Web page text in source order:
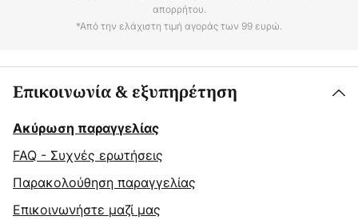
απορρήτου.
*Από την ελάχιστη τιμή αγοράς των 99 ευρώ.
Επικοινωνία & εξυπηρέτηση
Ακύρωση παραγγελίας
FAQ - Συχνές ερωτήσεις
Παρακολούθηση παραγγελίας
Επικοινωνήστε μαζί μας